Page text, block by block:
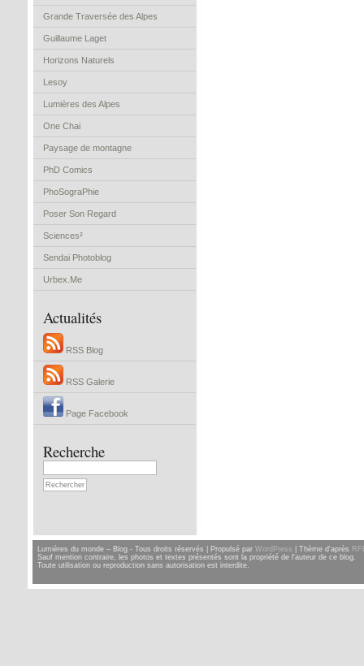
Grande Traversée des Alpes
Guillaume Laget
Horizons Naturels
Lesoy
Lumières des Alpes
One Chai
Paysage de montagne
PhD Comics
PhoSograPhie
Poser Son Regard
Sciences²
Sendai Photoblog
Urbex.Me
Actualités
RSS Blog
RSS Galerie
Page Facebook
Recherche
Lumières du monde – Blog - Tous droits réservés | Propulsé par WordPress | Thème d'après
Sauf mention contraire, les photos et textes présentés sont la propriété de l'auteur de ce blog.
Toute utilisation ou reproduction sans autorisation est interdite.